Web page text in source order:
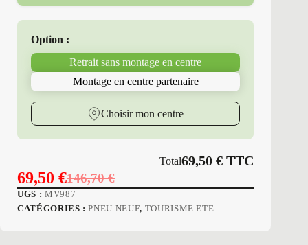
Pneus
Neufs
235/40ZR18
ECOSPEED
Option :
Retrait sans montage en centre
Montage en centre partenaire
Choisir mon centre
Total69,50€ TTC
146,70€
Le
prix
69,50 €Le
prix
UGS : MV987
CATÉGORIES :PNEU NEUF, TOURISME ETE